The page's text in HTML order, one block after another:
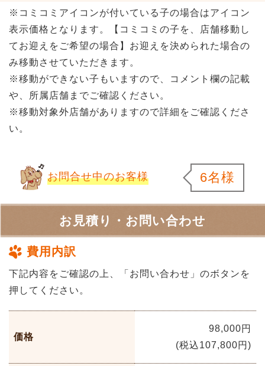
※コミコミアイコンが付いている子の場合はアイコン
表示価格となります。【コミコミの子を、店舗移動し
てお迎えをご希望の場合】お迎えを決められた場合の
み移動させていただきます。
※移動ができない子もいますので、コメント欄の記載
や、所属店舗までご確認ください。
※移動対象外店舗がありますので詳細をご確認くださ
い。
お問合せ中のお客様 6名様
お見積り・お問い合わせ
費用内訳
下記内容をご確認の上、「お問い合わせ」のボタンを
押してください。
価格
98,000円
(税込107,800円)